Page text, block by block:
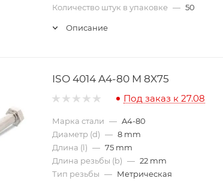
Количество штук в упаковке — 50
Описание
ISO 4014 A4-80 M 8X75
Под заказ к 27.08
Марка стали — A4-80
Диаметр (d) — 8 mm
Длина (l) — 75 mm
Длина резьбы (b) — 22 mm
Тип резьбы — Метрическая